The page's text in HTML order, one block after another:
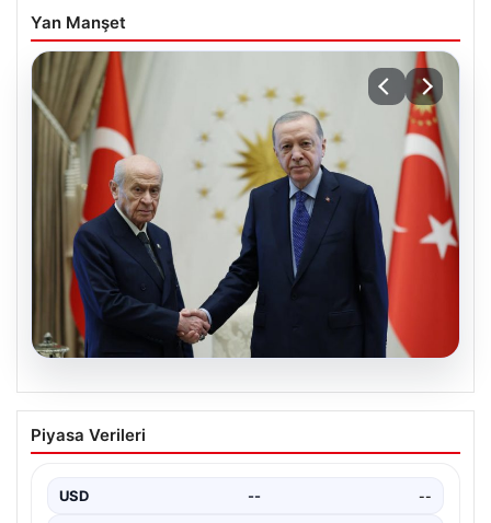
Yan Manşet
06.08.2026
Cumhurbaşkanı Erdoğan, Devlet
Bahçeli ile görüştü
Piyasa Verileri
USD -- --